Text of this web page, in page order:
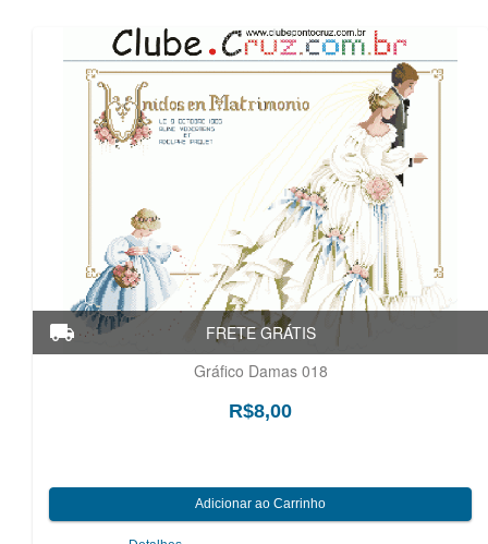
Gráfico Damas 018
R$8,00